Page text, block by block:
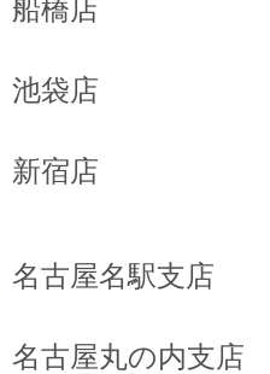
船橋店
池袋店
新宿店
名古屋名駅支店
名古屋丸の内支店